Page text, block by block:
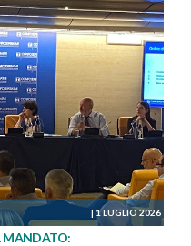
SOSTENIBILITÀ ED
| 1 LUGLIO 2026
MANDATO: